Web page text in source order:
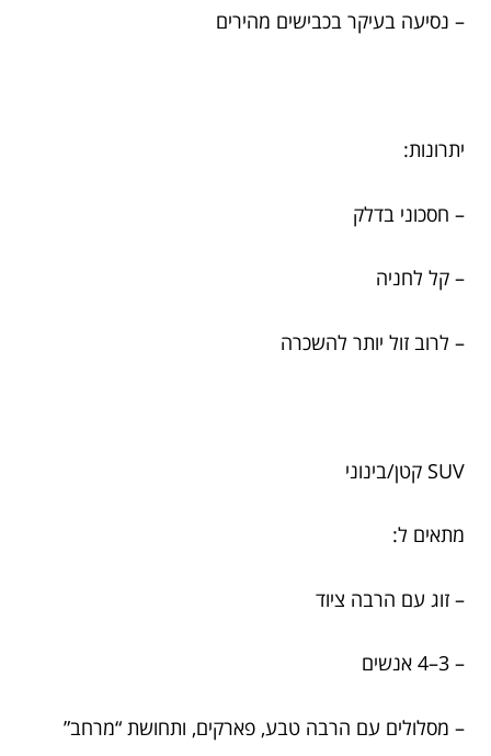
– נסיעה בעיקר בכבישים מהירים
יתרונות:
– חסכוני בדלק
– קל לחניה
– לרוב זול יותר להשכרה
SUV קטן/בינוני
מתאים ל:
– זוג עם הרבה ציוד
– 3–4 אנשים
– מסלולים עם הרבה טבע, פארקים, ותחושת “מרחב”